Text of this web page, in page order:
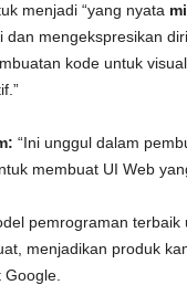
menjadi “yang nyata
dan mengekspresikan
kode untuk
“Ini unggul dalam
membuat UI Web
pemrograman terbaik
menjadikan produk